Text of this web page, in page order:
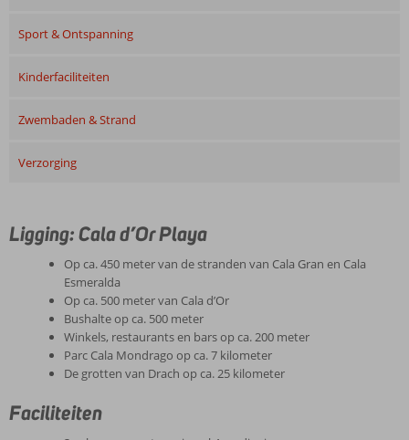
Sport & Ontspanning
Kinderfaciliteiten
Zwembaden & Strand
Verzorging
Ligging: Cala d’Or Playa
Op ca. 450 meter van de stranden van Cala Gran en Cala
Esmeralda
Op ca. 500 meter van Cala d’Or
Bushalte op ca. 500 meter
Winkels, restaurants en bars op ca. 200 meter
Parc Cala Mondrago op ca. 7 kilometer
De grotten van Drach op ca. 25 kilometer
Faciliteiten